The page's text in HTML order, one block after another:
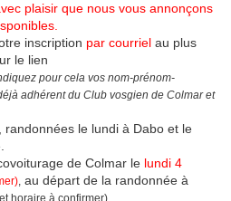
plaisir que nous vous annonçons
inscription par courriel au plus
le lien
pour cela vos nom-prénom-
adhérent du Club vosgien de Colmar et
le lundi à Dabo et le
de Colmar le lundi 4
, au départ de la randonnée à
horaire à confirmer).